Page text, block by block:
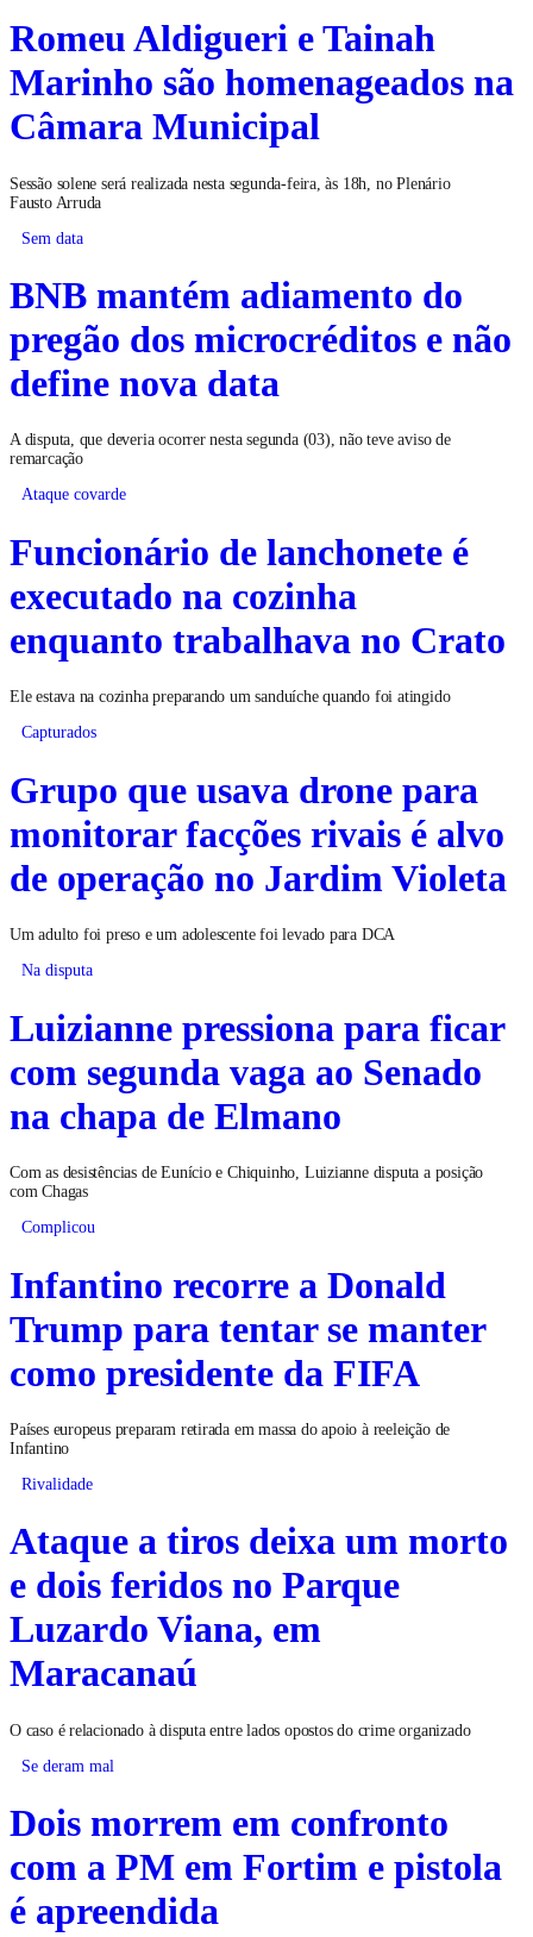
Romeu Aldigueri e Tainah
Marinho são homenageados na
Câmara Municipal
Sessão solene será realizada nesta segunda-feira, às 18h, no Plenário
Fausto Arruda
Sem data
BNB mantém adiamento do
pregão dos microcréditos e não
define nova data
A disputa, que deveria ocorrer nesta segunda (03), não teve aviso de
remarcação
Ataque covarde
Funcionário de lanchonete é
executado na cozinha
enquanto trabalhava no Crato
Ele estava na cozinha preparando um sanduíche quando foi atingido
Capturados
Grupo que usava drone para
monitorar facções rivais é alvo
de operação no Jardim Violeta
Um adulto foi preso e um adolescente foi levado para DCA
Na disputa
Luizianne pressiona para ficar
com segunda vaga ao Senado
na chapa de Elmano
Com as desistências de Eunício e Chiquinho, Luizianne disputa a posição
com Chagas
Complicou
Infantino recorre a Donald
Trump para tentar se manter
como presidente da FIFA
Países europeus preparam retirada em massa do apoio à reeleição de
Infantino
Rivalidade
Ataque a tiros deixa um morto
e dois feridos no Parque
Luzardo Viana, em
Maracanaú
O caso é relacionado à disputa entre lados opostos do crime organizado
Se deram mal
Dois morrem em confronto
com a PM em Fortim e pistola
é apreendida